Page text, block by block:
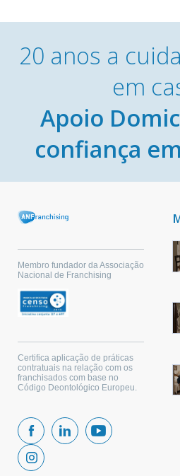
20 anos a
em
Apoio
confiança
Membro fundador da Associação
Nacional de Franchising
Certifica aplicação de práticas
contratuais na relação com os
franchisados com base no
Código Deontológico Europeu.